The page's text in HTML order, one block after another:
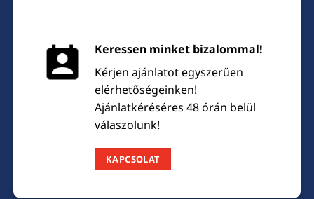
Keressen minket bizalommal!
Kérjen ajánlatot egyszerűen
elérhetőségeinken!
Ajánlatkéréséres 48 órán belül
válaszolunk!
KAPCSOLAT